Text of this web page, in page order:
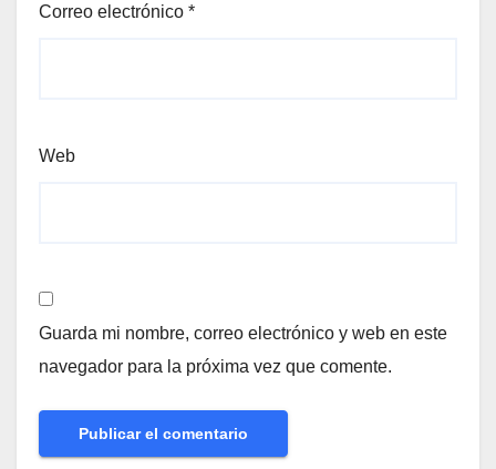
Correo electrónico *
Web
Guarda mi nombre, correo electrónico y web en este
navegador para la próxima vez que comente.